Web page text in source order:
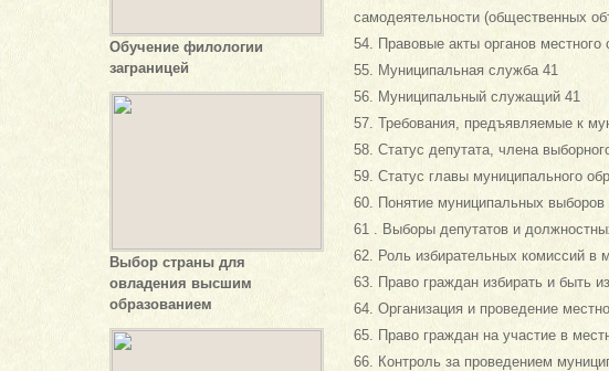
Обучение филологии
заграницей
Выбор страны для
овладения высшим
образованием
самодеятельности (общественных
54. Правовые акты органов
55. Муниципальная служба 41
56. Муниципальный служащий 41
57. Требования, предъявляемые к
58. Статус депутата, члена
59. Статус главы муниципального
60. Понятие муниципальных выборов
61 . Выборы депутатов и
62. Роль избирательных комиссий в
63. Право граждан избирать и быть
64. Организация и проведение
65. Право граждан на участие в
66. Контроль за проведением